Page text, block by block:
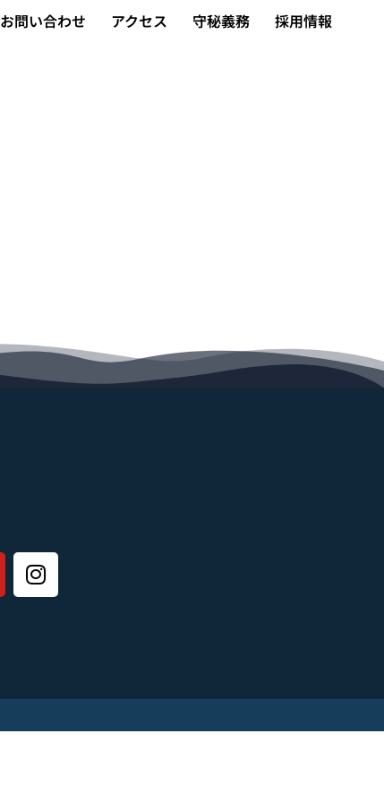
お問い合わせ アクセス 守秘義務
採用情報